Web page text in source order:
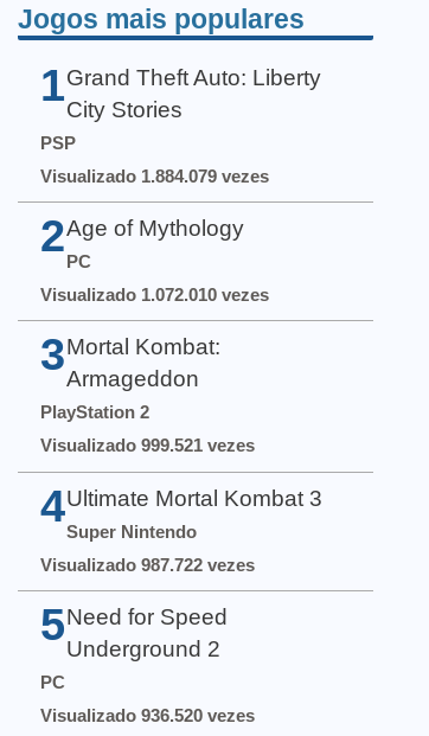
Jogos mais populares
1 Grand Theft Auto: Liberty
City Stories
PSP
Visualizado 1.884.079 vezes
2Age of Mythology
PC
Visualizado 1.072.010 vezes
3 Mortal Kombat:
Armageddon
PlayStation 2
Visualizado 999.521 vezes
4 Ultimate Mortal Kombat 3
Super Nintendo
Visualizado 987.722 vezes
5 Need for Speed
Underground 2
PC
Visualizado 936.520 vezes